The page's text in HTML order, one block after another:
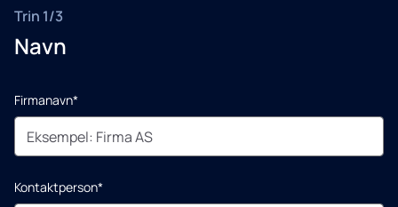
Trin 1/3
Navn
Firmanavn*
Kontaktperson*